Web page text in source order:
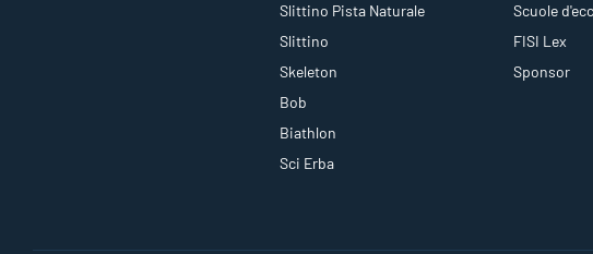
Slittino Pista Naturale
Slittino
Skeleton
Bob
Biathlon
Sci Erba
Scuole
FISI Lex
Sponsor